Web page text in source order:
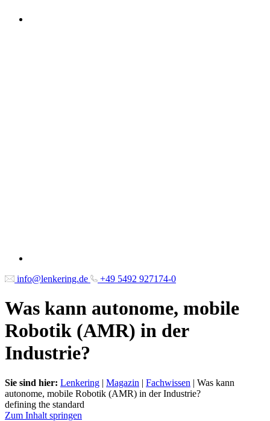
info@lenkering.de +49 5492 927174-0
Was kann autonome, mobile
Robotik (AMR) in der
Industrie?
Sie sind hier: Lenkering | Magazin | Fachwissen | Was kann
autonome, mobile Robotik (AMR) in der Industrie?
defining the standard
Zum Inhalt springen